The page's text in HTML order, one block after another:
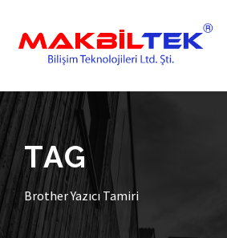
TAG
Brother Yazıcı Tamiri